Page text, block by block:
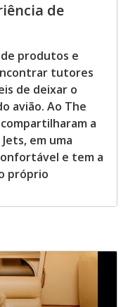
de
de produtos e
tutores
de deixar o
avião. Ao The
a
em uma
e tem a
próprio